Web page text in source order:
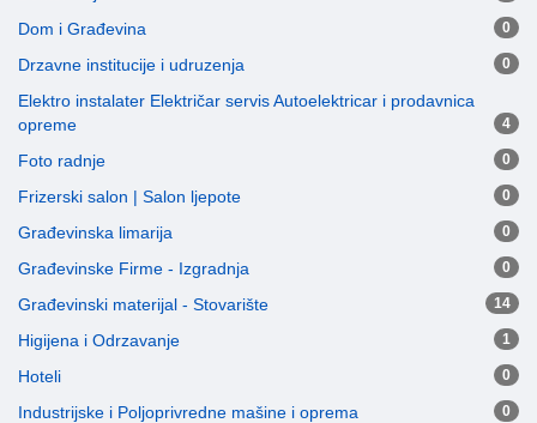
Dom i Građevina 0
Drzavne institucije i udruzenja 0
Elektro instalater Električar servis Autoelektricar i prodavnica
opreme
4
Foto radnje 0
Frizerski salon | Salon ljepote 0
Građevinska limarija 0
Građevinske Firme - Izgradnja 0
Građevinski materijal - Stovarište 14
Higijena i Odrzavanje 1
Hoteli 0
Industrijske i Poljoprivredne mašine i oprema 0